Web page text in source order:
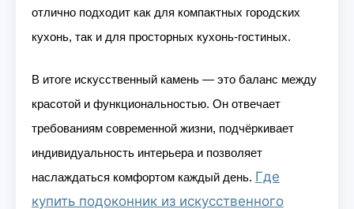
отлично подходит как для компактных городских
кухонь, так и для просторных кухонь-гостиных.
В итоге искусственный камень — это баланс между
красотой и функциональностью. Он отвечает
требованиям современной жизни, подчёркивает
индивидуальность интерьера и позволяет
наслаждаться комфортом каждый день. Где
купить подоконник из искусственного